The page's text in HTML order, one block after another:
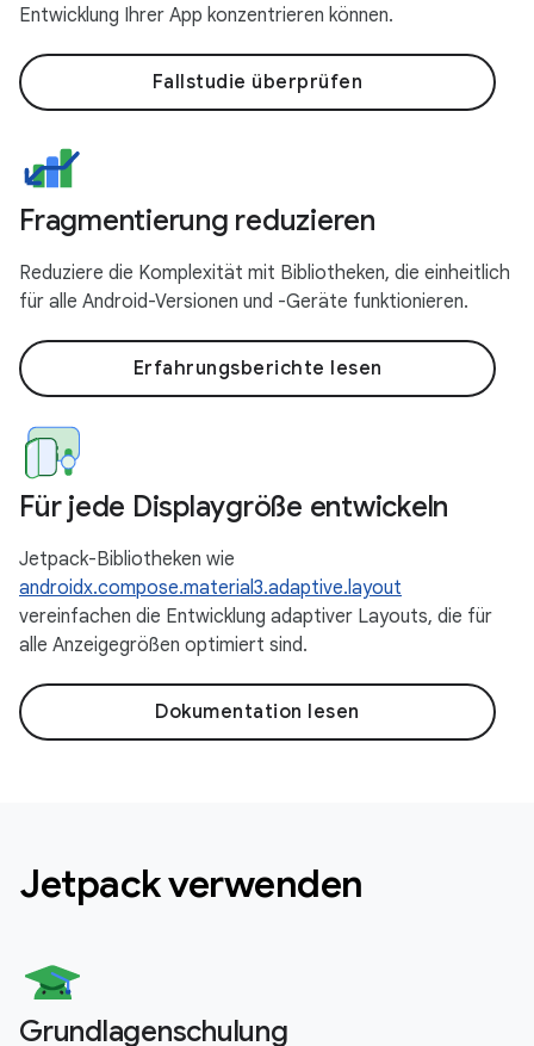
Entwicklung Ihrer App konzentrieren können.
Fallstudie überprüfen
Fragmentierung reduzieren
Reduziere die Komplexität mit Bibliotheken, die einheitlich
für alle Android-Versionen und -Geräte funktionieren.
Erfahrungsberichte lesen
Für jede Displaygröße entwickeln
Jetpack-Bibliotheken wie
androidx.compose.material3.adaptive.layout
vereinfachen die Entwicklung adaptiver Layouts, die für
alle Anzeigegrößen optimiert sind.
Dokumentation lesen
Jetpack verwenden
Grundlagenschulung